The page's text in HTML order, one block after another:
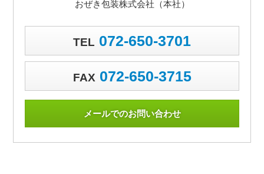
おぜき包装株式会社（本社）
TEL 072-650-3701
FAX 072-650-3715
メールでのお問い合わせ